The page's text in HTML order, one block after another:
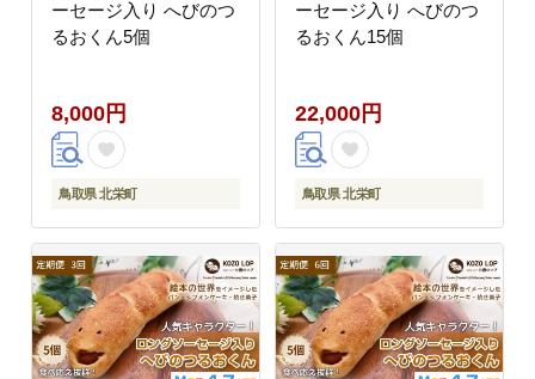
ーセージ入り へびのつ
るおくん5個
8,000円
鳥取県 北栄町
ーセージ入り へびのつ
るおくん15個
22,000円
鳥取県 北栄町